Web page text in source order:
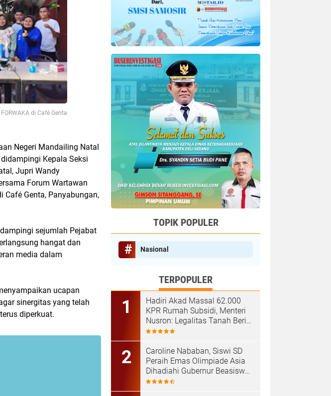
di Café Genta
Negeri Mandailing Natal
Kepala Seksi
Jupri Wandy
Forum Wartawan
Café Genta, Panyabungan,
sejumlah Pejabat
hangat dan
media dalam
ucapan
sinergitas yang telah
diperkuat.
TOPIK POPULER
Nasional
TERPOPULER
Hadiri Akad Massal 62.000
KPR Rumah Subsidi, Menteri
Nusron: Legalitas Tanah Beri
Kepastian bagi Masyarakat
Caroline Nababan, Siswi SD
Peraih Emas Olimpiade Asia
Dihadiahi Gubernur Beasiswa
Hingga Rumah